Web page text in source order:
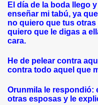
El día de la boda llego
enseñar mi tabú, ya
no quiero que tus
quiero que le digas a
cara.
He de pelear contra
contra todo aquel que
Orunmila le respondió:
otras esposas y le